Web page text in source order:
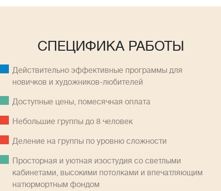
СПЕЦИФИКА РАБОТЫ
Действительно эффективные программы для
новичков и художников-любителей
Доступные цены, помесячная оплатa
Небольшие группы до 8 человек
Деление на группы по уровню сложности
Просторная и уютная изостудия со светлыми
кабинетами, высокими потолками и впечатляющим
натюрмортным фондом